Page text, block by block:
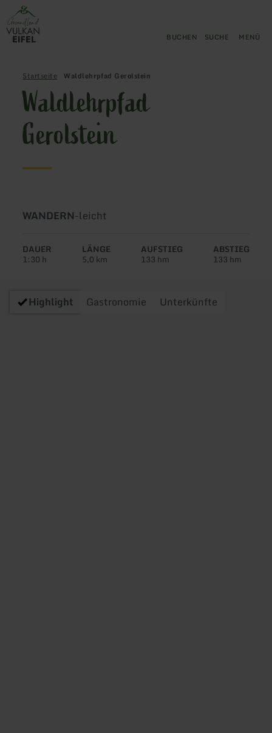
Zurück
zur
Startseite
BUCHEN SUCHE MENÜ
Startseite Waldlehrpfad Gerolstein
Waldlehrpfad
Gerolstein
Art
Tour:
WANDERN-Schwierigkeit:
leicht
DAUER
1:30 h
LÄNGE
5,0 km
AUFSTIEG
133 hm
ABSTIEG
133 hm
Highlight Gastronomie Unterkünfte